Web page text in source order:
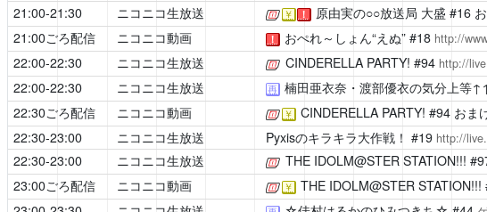
21:00-21:30 ニコニコ生放送
[公式] ￥ ！ 原由実の○○放送局 大盛 #16
21:00ごろ配信 ニコニコ動画 ！ おぺれ～しょん“えぬ”#18 http://
22:00-22:30 ニコニコ生放送
[公式] CINDERELLA PARTY! #94 http://
22:00-22:30 ニコニコ生放送 再 楠田亜衣奈・渡部優衣の気分上等
22:30ごろ配信 ニコニコ動画
[公式] ￥ CINDERELLA PARTY! #94 おま
22:30-23:00 ニコニコ生放送 Pyxisのキラキラ大作戦！ #19 http://
22:30-23:00 ニコニコ生放送
[公式] THE IDOLM@STER STATION!!!
23:00ごろ配信 ニコニコ動画
[公式] ￥ THE IDOLM@STER STATION!!!